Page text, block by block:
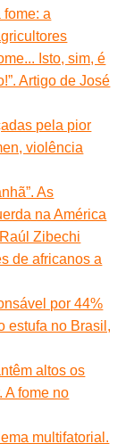
a
Isto, sim, é
Artigo de José
pela pior
violência
As
na América
Zibechi
de africanos a
por 44%
estufa no Brasil,
altos os
A fome no
multifatorial.